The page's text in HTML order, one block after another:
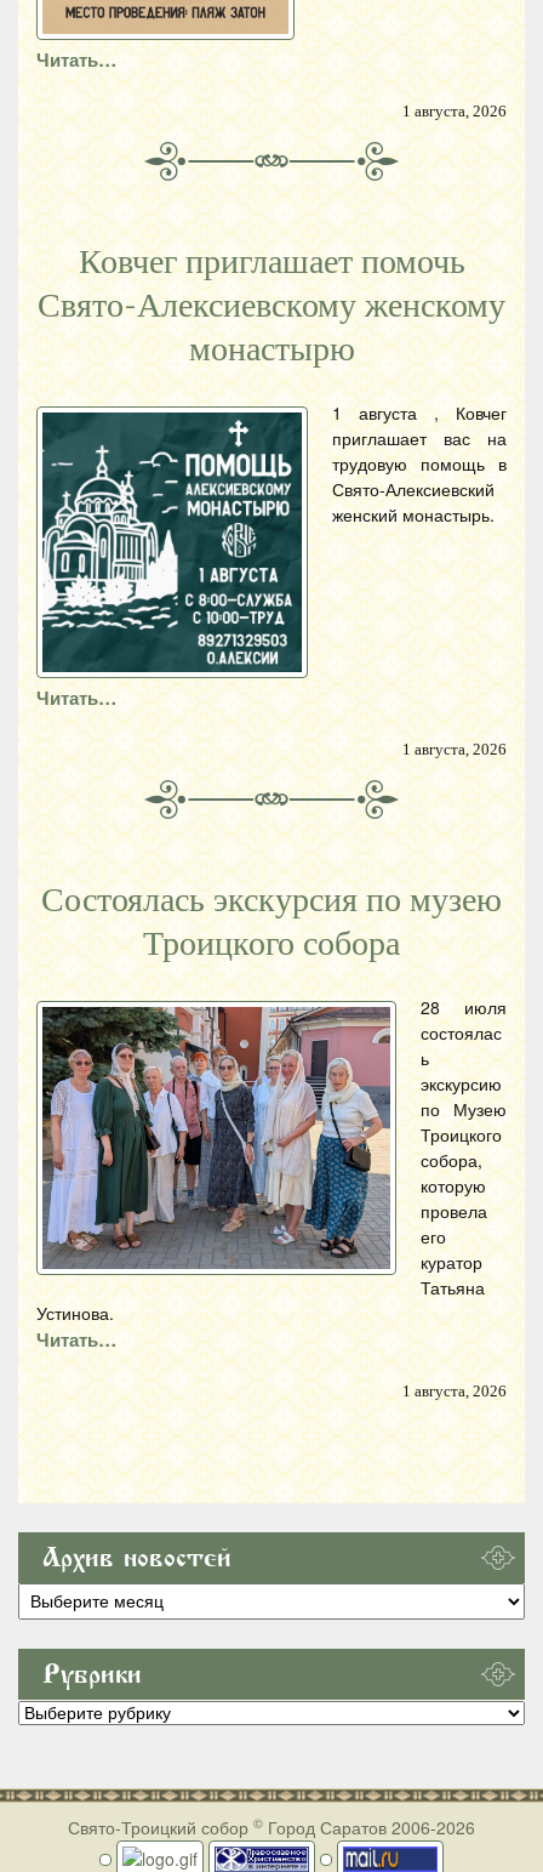
Читать…
1 августа, 2026
Ковчег приглашает помочь
Свято-Алексиевскому женскому
монастырю
1 августа , Ковчег
приглашает вас на
трудовую помощь в
Свято-Алексиевский
женский монастырь.
Читать…
1 августа, 2026
Состоялась экскурсия по музею
Троицкого собора
28 июля
состоялас
ь
экскурсию
по Музею
Троицкого
собора,
которую
провела
его
куратор
Татьяна
Устинова.
Читать…
1 августа, 2026
Архив новостей
Архив
новостей
Рубрики
Рубрики
Свято-Троицкий собор © Город Саратов 2006-2026